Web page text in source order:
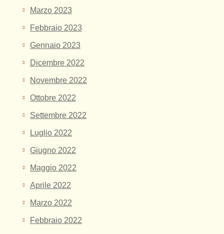
Marzo 2023
Febbraio 2023
Gennaio 2023
Dicembre 2022
Novembre 2022
Ottobre 2022
Settembre 2022
Luglio 2022
Giugno 2022
Maggio 2022
Aprile 2022
Marzo 2022
Febbraio 2022